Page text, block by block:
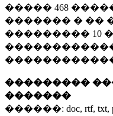
����� 468
������� � ��
��������� 10
���������
�������
������: doc, rtf, txt,